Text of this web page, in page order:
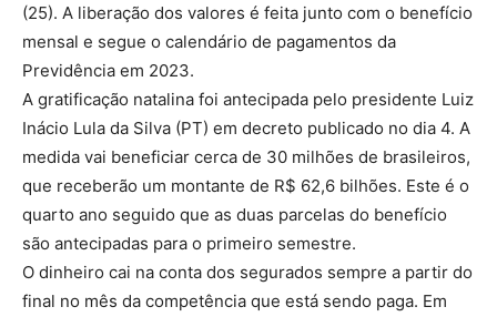
(25). A liberação dos valores é feita junto com o benefício
mensal e segue o calendário de pagamentos da
Previdência em 2023.
A gratificação natalina foi antecipada pelo presidente Luiz
Inácio Lula da Silva (PT) em decreto publicado no dia 4. A
medida vai beneficiar cerca de 30 milhões de brasileiros,
que receberão um montante de R$ 62,6 bilhões. Este é o
quarto ano seguido que as duas parcelas do benefício
são antecipadas para o primeiro semestre.
O dinheiro cai na conta dos segurados sempre a partir do
final no mês da competência que está sendo paga. Em